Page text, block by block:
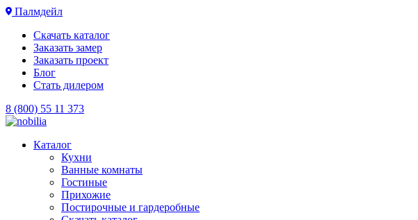
Палмдейл
Скачать каталог
Заказать замер
Заказать проект
Блог
Стать дилером
8 (800) 55 11 373
Каталог
Кухни
Ванные комнаты
Гостиные
Прихожие
Постирочные и гардеробные